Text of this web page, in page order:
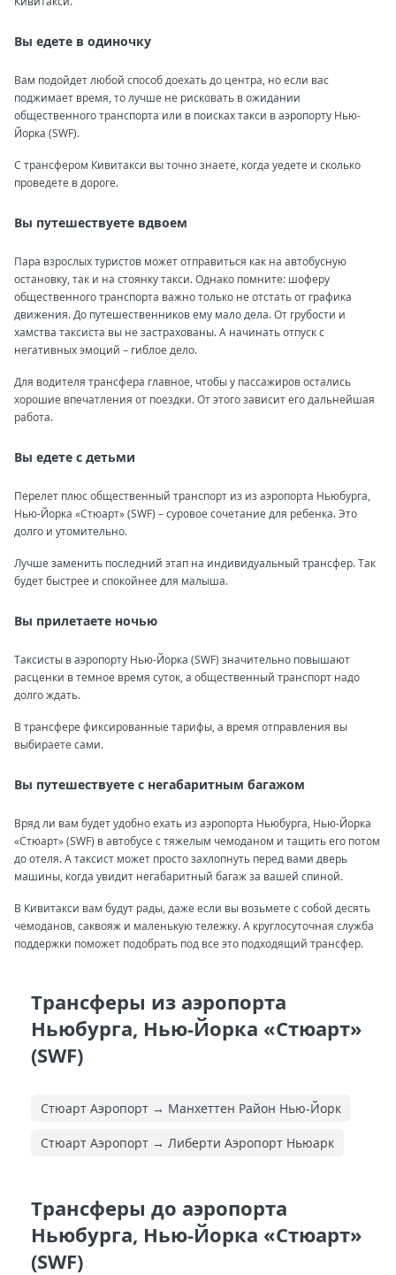
Вы едете в одиночку
Вам подойдет любой способ доехать до центра, но если вас
поджимает время, то лучше не рисковать в ожидании
общественного транспорта или в поисках такси в аэропорту Нью-
Йорка (SWF).
С трансфером Кивитакси вы точно знаете, когда уедете и сколько
проведете в дороге.
Вы путешествуете вдвоем
Пара взрослых туристов может отправиться как на автобусную
остановку, так и на стоянку такси. Однако помните: шоферу
общественного транспорта важно только не отстать от графика
движения. До путешественников ему мало дела. От грубости и
хамства таксиста вы не застрахованы. А начинать отпуск с
негативных эмоций – гиблое дело.
Для водителя трансфера главное, чтобы у пассажиров остались
хорошие впечатления от поездки. От этого зависит его дальнейшая
работа.
Вы едете с детьми
Перелет плюс общественный транспорт из из аэропорта Ньюбурга,
Нью-Йорка «Стюарт» (SWF) – суровое сочетание для ребенка. Это
долго и утомительно.
Лучше заменить последний этап на индивидуальный трансфер. Так
будет быстрее и спокойнее для малыша.
Вы прилетаете ночью
Таксисты в аэропорту Нью-Йорка (SWF) значительно повышают
расценки в темное время суток, а общественный транспорт надо
долго ждать.
В трансфере фиксированные тарифы, а время отправления вы
выбираете сами.
Вы путешествуете с негабаритным багажом
Вряд ли вам будет удобно ехать из аэропорта Ньюбурга, Нью-Йорка
«Стюарт» (SWF) в автобусе с тяжелым чемоданом и тащить его потом
до отеля. А таксист может просто захлопнуть перед вами дверь
машины, когда увидит негабаритный багаж за вашей спиной.
В Кивитакси вам будут рады, даже если вы возьмете с собой десять
чемоданов, саквояж и маленькую тележку. А круглосуточная служба
поддержки поможет подобрать под все это подходящий трансфер.
Трансферы из аэропорта
Ньюбурга, Нью-Йорка «Стюарт»
(SWF)
Стюарт Аэропорт → Манхеттен Район Нью-Йорк
Стюарт Аэропорт → Либерти Аэропорт Ньюарк
Трансферы до аэропорта
Ньюбурга, Нью-Йорка «Стюарт»
(SWF)